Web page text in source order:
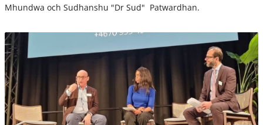
Mhundwa och Sudhanshu "Dr Sud" Patwardhan.